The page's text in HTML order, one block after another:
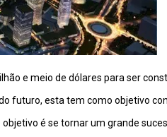
e meio de dólares para ser
futuro, esta tem como objetivo
é se tornar um grande